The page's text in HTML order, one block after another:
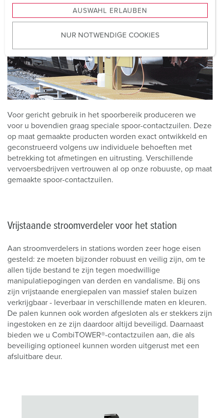
u
w
a
h
l
AUSWAHL ERLAUBEN
NUR NOTWENDIGE COOKIES
Voor gericht gebruik in het spoorbereik produceren we
voor u bovendien graag speciale spoor-contactzuilen. Deze
op maat gemaakte producten worden exact ontwikkeld en
geconstrueerd volgens uw individuele behoeften met
betrekking tot afmetingen en uitrusting. Verschillende
vervoersbedrijven vertrouwen al op onze robuuste, op maat
gemaakte spoor-contactzuilen.
Vrijstaande stroomverdeler voor het station
Aan stroomverdelers in stations worden zeer hoge eisen
gesteld: ze moeten bijzonder robuust en veilig zijn, om te
allen tijde bestand te zijn tegen moedwillige
manipulatiepogingen van derden en vandalisme. Bij ons
zijn vrijstaande energiepalen van massief stalen buizen
verkrijgbaar - leverbaar in verschillende maten en kleuren.
De palen kunnen ook worden afgesloten als er stekkers zijn
ingestoken en ze zijn daardoor altijd beveiligd. Daarnaast
bieden we u CombiTOWER®-contactzuilen aan, die als
beveiliging optioneel kunnen worden uitgerust met een
afsluitbare deur.